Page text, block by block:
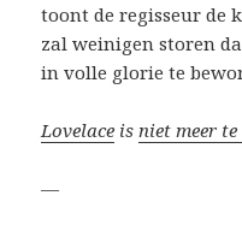
toont de regisseur de
zal weinigen storen
in volle glorie te
Lovelace is niet meer te
—